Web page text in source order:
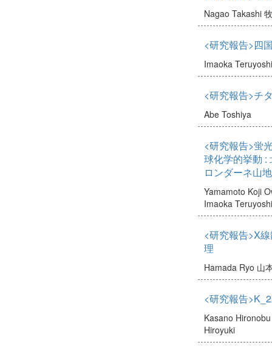
Nagao Takashi
<研究報告>四
Imaoka Teruyoshi
<研究報告>チ
Abe Toshiya
<研究報告>蛍
球化学的挙動 :
ロンダーネ山
Yamamoto Koji
Imaoka Teruyoshi
<研究報告>X
理
Hamada Ryo 山
<研究報告
Kasano Hironobu
Hiroyuki